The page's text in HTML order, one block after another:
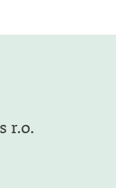
r.o.